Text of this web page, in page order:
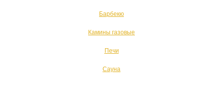
Барбекю
Камины газовые
Печи
Сауна